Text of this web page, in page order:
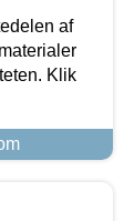
af
Klik